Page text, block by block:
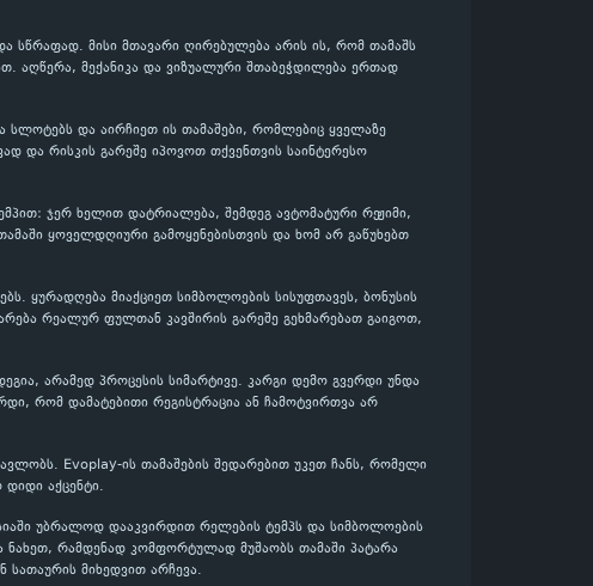
სწრაფად. მისი მთავარი ღირებულება არის ის, რომ თამაშს
აღწერა, მექანიკა და ვიზუალური შთაბეჭდილება ერთად
სლოტებს და აირჩიეთ ის თამაშები, რომლებიც ყველაზე
და რისკის გარეშე იპოვოთ თქვენთვის საინტერესო
ჯერ ხელით დატრიალება, შემდეგ ავტომატური რეჟიმი,
ყოველდღიური გამოყენებისთვის და ხომ არ გაწუხებთ
ყურადღება მიაქციეთ სიმბოლოების სისუფთავეს, ბონუსის
რეალურ ფულთან კავშირის გარეშე გეხმარებათ გაიგოთ,
არამედ პროცესის სიმარტივე. კარგი დემო გვერდი უნდა
რომ დამატებითი რეგისტრაცია ან ჩამოტვირთვა არ
Evoplay-ის თამაშების შედარებით უკეთ ჩანს, რომელი
აქცენტი.
უბრალოდ დააკვირდით რელების ტემპს და სიმბოლოების
ნახეთ, რამდენად კომფორტულად მუშაობს თამაში პატარა
მიხედვით არჩევა.